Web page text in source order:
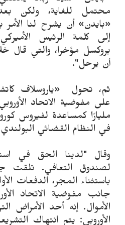
محتمل للغاية،
«بايدن» أن يشرح لنا الأمر
إلى كلمة الرئيس
بروكسل مؤخرا، والتي قال
أن يرحل".
ثم، تحول «ياروسلاف
مليارًا كمساعدة لفيروس
في النظام القضائي
وقال "لدينا الحق في
لصندوق التعافي. تلقت
باستثناء المجر، الدفعات
جانب مفوضية الاتحاد
الأموال. إنه أحد الأمراض
الأوروبي: يتم انتهاك